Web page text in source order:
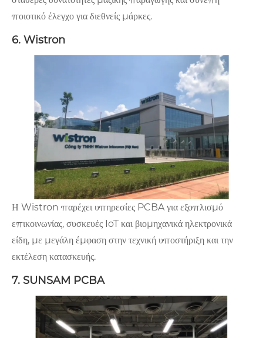
ποιοτικό έλεγχο για διεθνείς μάρκες.
6. Wistron
Η Wistron παρέχει υπηρεσίες PCBA για εξοπλισμό
επικοινωνίας, συσκευές IoT και βιομηχανικά ηλεκτρονικά
είδη, με μεγάλη έμφαση στην τεχνική υποστήριξη και την
εκτέλεση κατασκευής.
7. SUNSAM PCBA